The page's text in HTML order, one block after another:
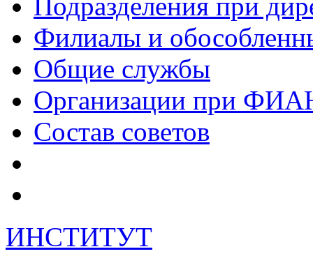
Филиалы и
Общие службы
Организации при
Состав советов
ИНСТИТУТ